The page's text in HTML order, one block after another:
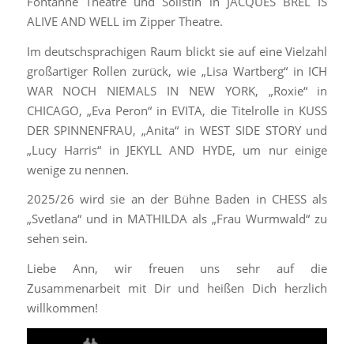
ALIVE AND WELL im Zipper Theatre.
Im deutschsprachigen Raum blickt sie auf eine Vielzahl
großartiger Rollen zurück, wie „Lisa Wartberg“ in ICH
WAR NOCH NIEMALS IN NEW YORK, „Roxie“ in
CHICAGO, „Eva Peron“ in EVITA, die Titelrolle in KUSS
DER SPINNENFRAU, „Anita“ in WEST SIDE STORY und
„Lucy Harris“ in JEKYLL AND HYDE, um nur einige
wenige zu nennen.
2025/26 wird sie an der Bühne Baden in CHESS als
„Svetlana“ und in MATHILDA als „Frau Wurmwald“ zu
sehen sein.
Liebe Ann, wir freuen uns sehr auf die
Zusammenarbeit mit Dir und heißen Dich herzlich
willkommen!